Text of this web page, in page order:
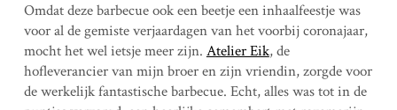
Omdat deze barbecue ook een beetje een inhaalfeestje was
voor al de gemiste verjaardagen van het voorbij coronajaar,
mocht het wel ietsje meer zijn. Atelier Eik, de
hofleverancier van mijn broer en zijn vriendin, zorgde voor
de werkelijk fantastische barbecue. Echt, alles was tot in de